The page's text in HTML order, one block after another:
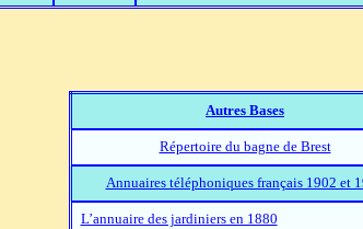
Autres Bases
Répertoire du bagne de Brest
Annuaires téléphoniques français 1902 et
L’annuaire des jardiniers en 1880